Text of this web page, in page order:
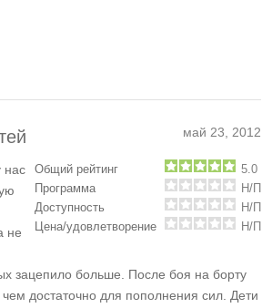
май 23, 2012
Общий рейтинг
5.0
Программа
Н/П
Доступность
Н/П
Цена/удовлетворение
Н/П
нас
не
зацепило больше. После боя на борту
достаточно для пополнения сил. Дети